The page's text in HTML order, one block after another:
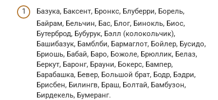
Базука, Баксент, Бронкс, Блуберри, Борель,
Байрам, Бельчин, Бас, Блог, Бинокль, Биос,
Бутерброд, Бубурук, Бэлл (колокольчик),
Башибазук, Бамблби, Бармаглот, Бойлер, Бусидо,
Бриошь, Бабай, Баро, Божоле, Брюллик, Белаз,
Беркут, Баронг, Брауни, Бокерс, Бампер,
Барабашка, Бевер, Большой брат, Бодр, Бэдри,
Брисбен, Билингв, Браш, Болтай, Бамбузон,
Бирдекель, Бумеранг.